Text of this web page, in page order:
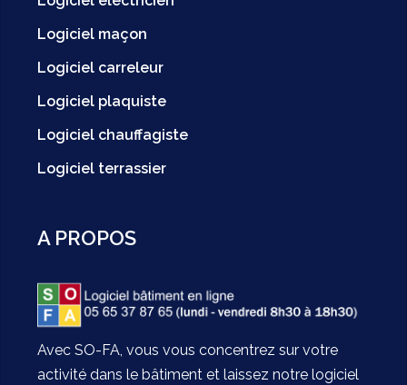
Logiciel maçon
Logiciel carreleur
Logiciel plaquiste
Logiciel chauffagiste
Logiciel terrassier
A PROPOS
Avec SO-FA, vous vous concentrez sur votre
activité dans le bâtiment et laissez notre logiciel